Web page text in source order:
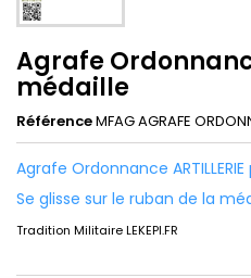
Agrafe
médaille
RéférenceMFAG AGRAFE
Agrafe Ordonnance
Se glisse sur le ruban de la
Tradition Militaire LEKEPI.FR